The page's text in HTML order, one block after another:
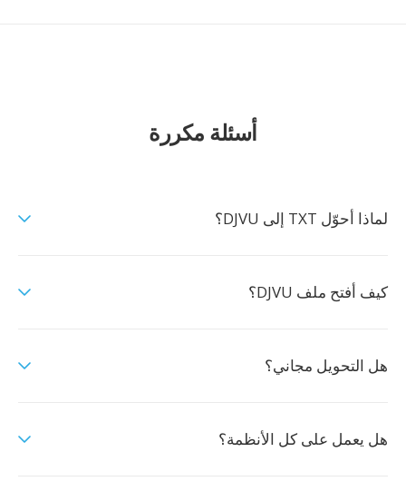
أسئلة مكررة
لماذا أحوّل TXT إلى DJVU؟
كيف أفتح ملف DJVU؟
هل التحويل مجاني؟
هل يعمل على كل الأنظمة؟